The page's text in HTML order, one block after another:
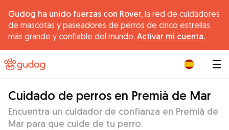
Gudog ha unido fuerzas con Rover, la red de cuidadores
de mascotas y paseadores de perros de cinco estrellas
más grande y confiable del mundo. Activar mi cuenta.
Cuidado de perros en Premià de Mar
Encuentra un cuidador de confianza en Premià de
Mar para que cuide de tu perro.